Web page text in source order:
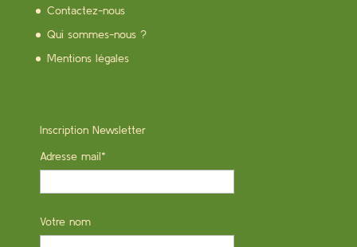
Contactez-nous
Qui sommes-nous ?
Mentions légales
Inscription Newsletter
Adresse mail*
Votre nom